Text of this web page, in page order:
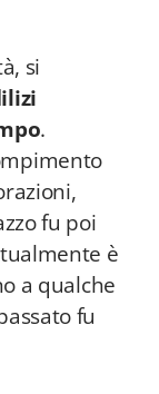
si
.
fu poi
è
a qualche
fu